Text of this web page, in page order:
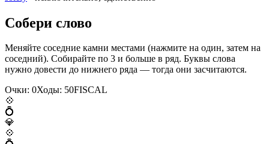
Собери слово
Меняйте соседние камни местами (нажмите на один, затем на
соседний). Собирайте по 3 и больше в ряд. Буквы слова
нужно довести до нижнего ряда — тогда они засчитаются.
Очки: 0Ходы: 50FISCAL
💠
💍
💎
💠